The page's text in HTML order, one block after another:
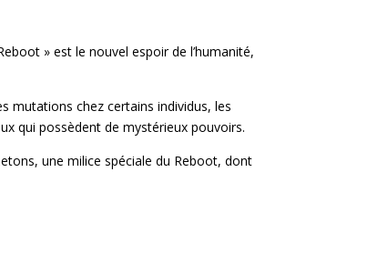
» est le nouvel espoir de l’humanité,
mutations chez certains individus, les
qui possèdent de mystérieux pouvoirs.
une milice spéciale du Reboot, dont